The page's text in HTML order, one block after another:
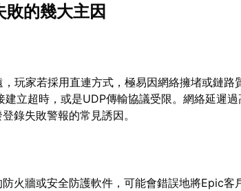
的幾大主因
玩家若採用直連方式，極易因網絡擁堵或鏈路
立超時，或是UDP傳輸協議受限。網絡延遲過
錄失敗警報的常見誘因。
火牆或安全防護軟件，可能會錯誤地將Epic客